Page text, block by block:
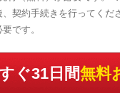
、契約手続きを行ってくだ
です。
ぐ31日間無料